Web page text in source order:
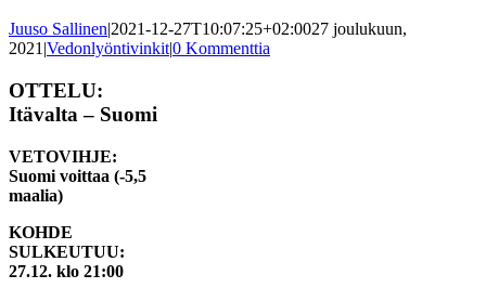
Juuso Sallinen|2021-12-27T10:07:25+02:0027 joulukuun,
2021|Vedonlyöntivinkit|0 Kommenttia
OTTELU:
Itävalta – Suomi
VETOVIHJE:
Suomi voittaa (-5,5
maalia)
KOHDE
SULKEUTUU:
27.12. klo 21:00